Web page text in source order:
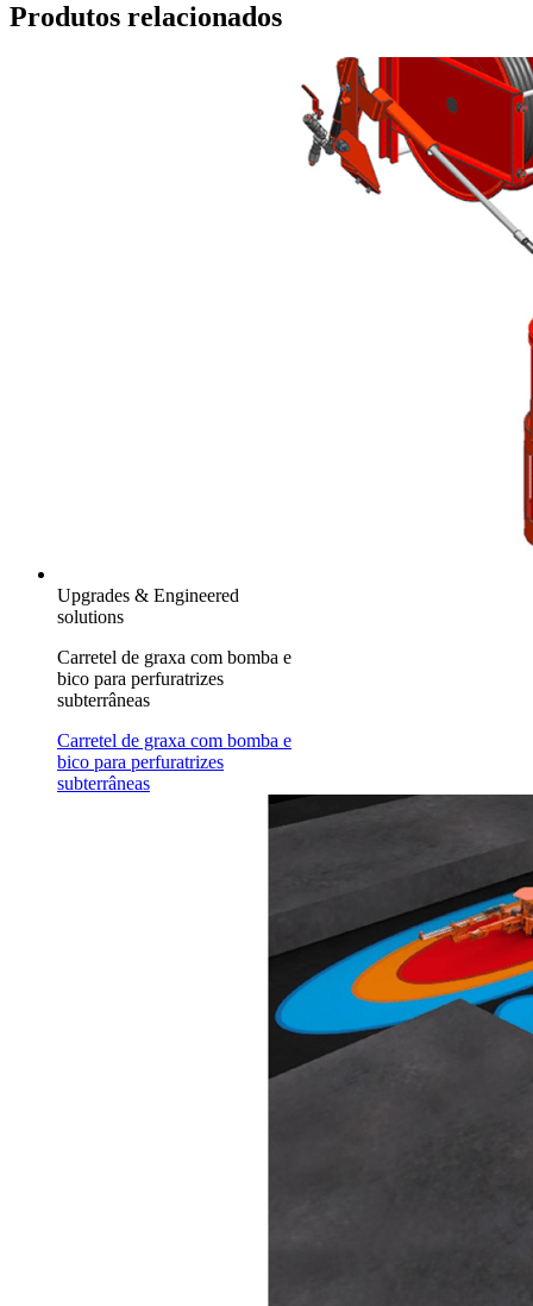
Produtos relacionados
Upgrades & Engineered
solutions
Carretel de graxa com bomba e
bico para perfuratrizes
subterrâneas
Carretel de graxa com bomba e
bico para perfuratrizes
subterrâneas